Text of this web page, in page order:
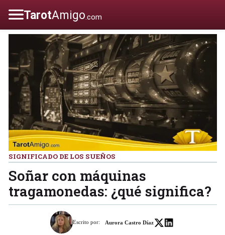
SIGNIFICADO DE LOS SUEÑOS
Soñar con máquinas
tragamonedas: ¿qué significa?
Escrito por: Aurora Castro Díaz